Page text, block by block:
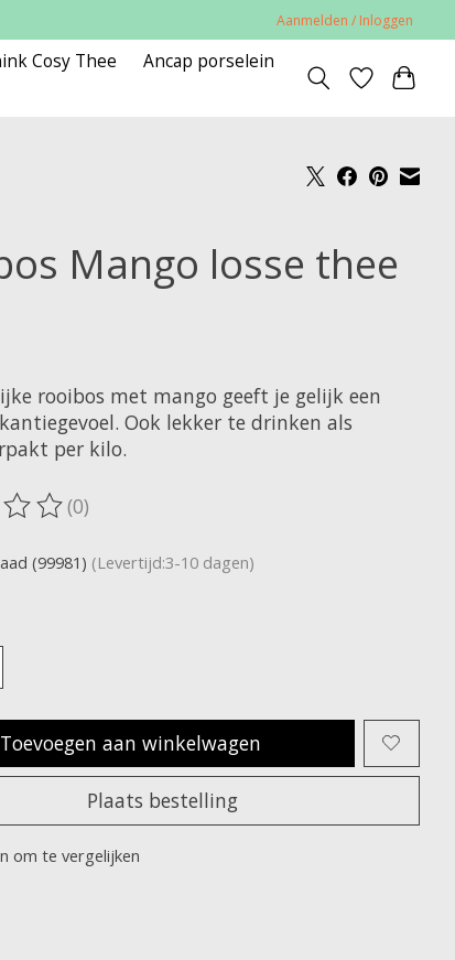
Aanmelden / Inloggen
Cosy Thee
Ancap porselein
Mango losse thee
rooibos met mango geeft je gelijk een
Ook lekker te drinken als
per kilo.
van dit product is
(0)
(99981) (Levertijd:3-10 dagen)
Toevoegen aan winkelwagen
Plaats bestelling
om te vergelijken